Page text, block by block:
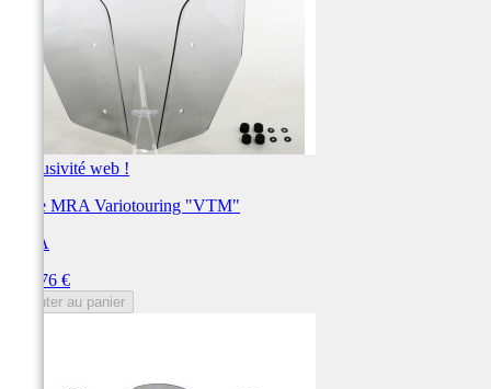
Exclusivité web !
Bulle MRA Variotouring "VTM"
MRA
191,76 €
Ajouter au panier